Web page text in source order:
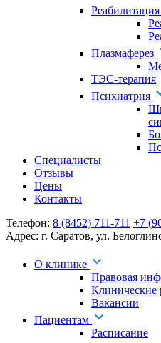
Реабилитация
Плазмаферез
ТЭС-терапия
Психиатрия
Специалисты
Отзывы
Цены
Контакты
Телефон: 8 (8452) 711-711 +7
Адрес: г. Саратов, ул.
О клинике
Правовая
Клинические
Вакансии
Пациентам
Расписание